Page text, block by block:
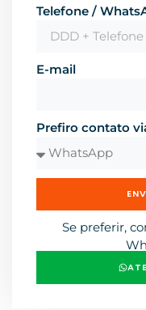
Telefone /
E-mail
Prefiro contato
Se preferir,